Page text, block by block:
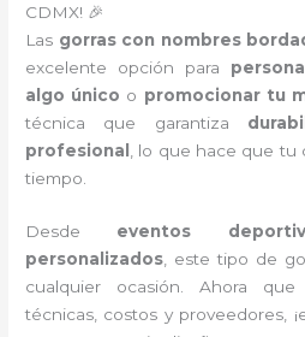
CDMX! 🎉
Las gorras con nombres
excelente opción para
algo único o promocionar tu
técnica que garantiza
profesional , lo que hace que
tiempo.
Desde eventos
personalizados, este tipo de
cualquier ocasión. Ahora
técnicas, costos y proveedores,